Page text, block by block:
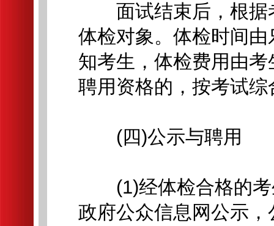
面试结束后，根据
体检对象。体检时间
知考生，体检费用由
聘用资格的，按考试
(四)公示与聘用
(1)经体检合格的考
政府公众信息网公示